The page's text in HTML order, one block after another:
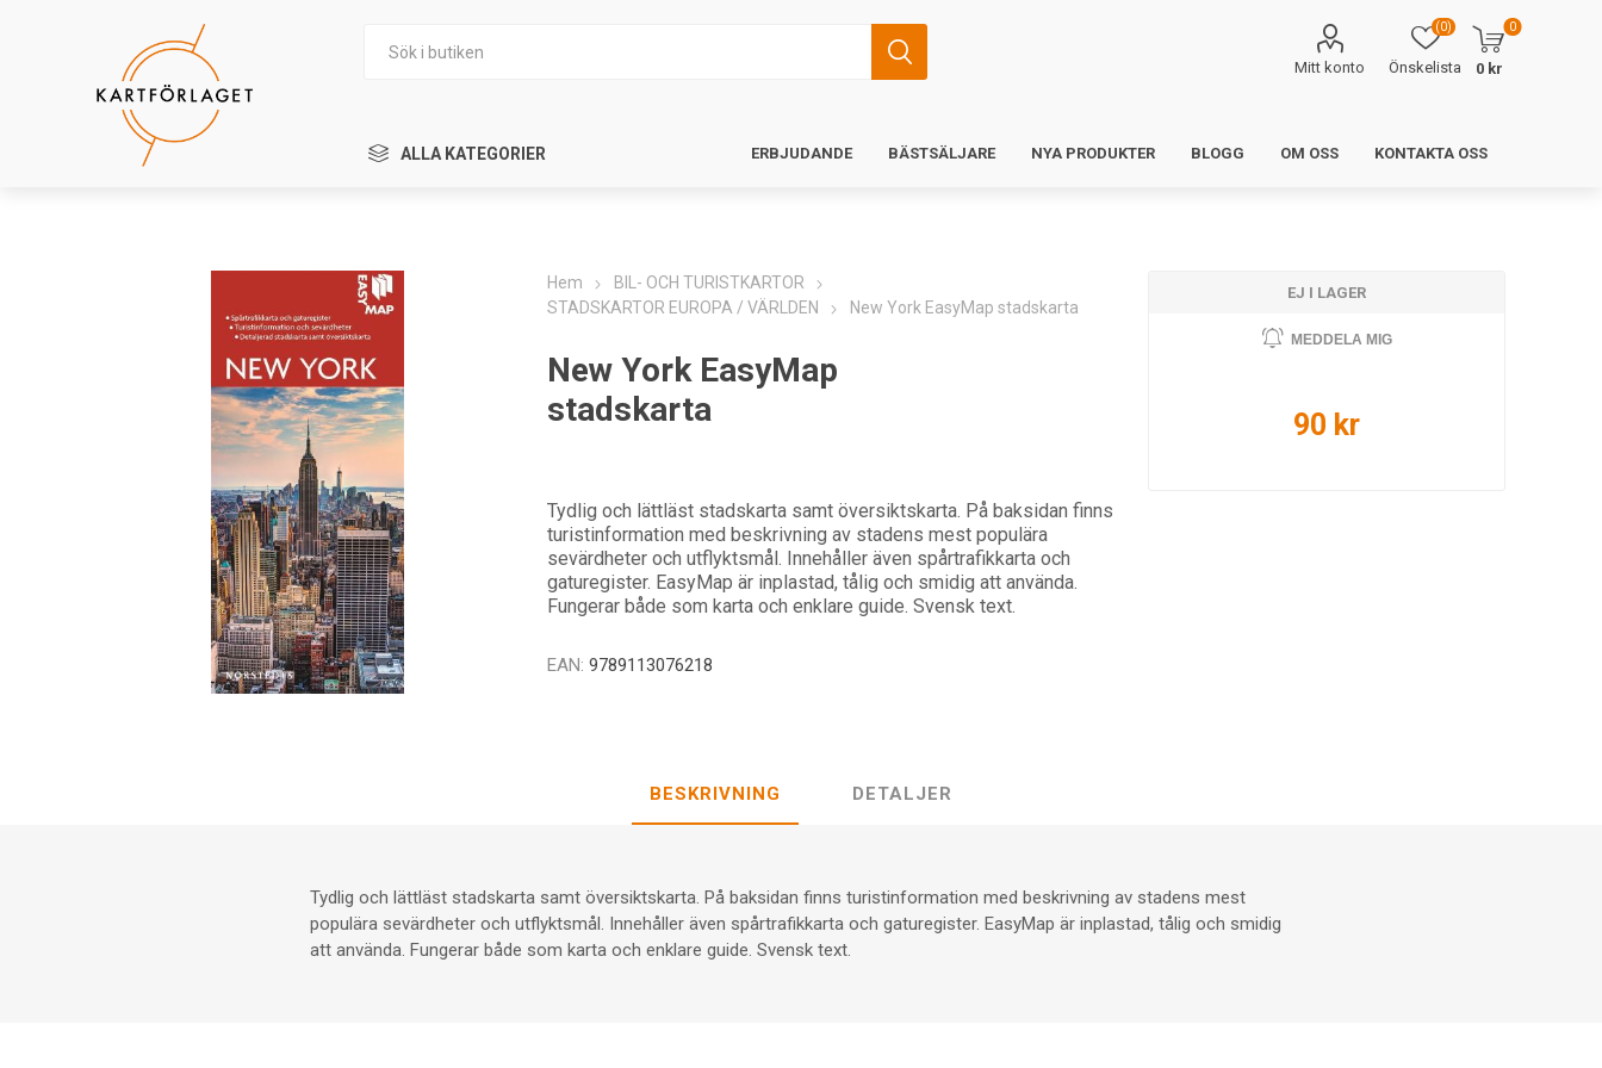
Mitt konto Önskelista
(0) 0
0 kr
ALLA KATEGORIER ERBJUDANDE BÄSTSÄLJARE NYA PRODUKTER BLOGG OM OSS KONTAKTA OSS
Hem
BIL- OCH TURISTKARTOR
STADSKARTOR EUROPA / VÄRLDEN
New York EasyMap stadskarta
New York EasyMap
stadskarta
Tydlig och lättläst stadskarta samt översiktskarta. På baksidan finns
turistinformation med beskrivning av stadens mest populära
sevärdheter och utflyktsmål. Innehåller även spårtrafikkarta och
gaturegister. EasyMap är inplastad, tålig och smidig att använda.
Fungerar både som karta och enklare guide. Svensk text.
EAN: 9789113076218
EJ I LAGER
MEDDELA MIG
90 kr
BESKRIVNING DETALJER
Tydlig och lättläst stadskarta samt översiktskarta. På baksidan finns turistinformation med beskrivning av stadens mest
populära sevärdheter och utflyktsmål. Innehåller även spårtrafikkarta och gaturegister. EasyMap är inplastad, tålig och smidig
att använda. Fungerar både som karta och enklare guide. Svensk text.